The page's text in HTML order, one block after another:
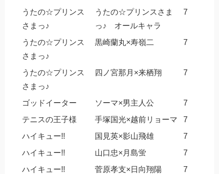
うたの☆プリンス
さまっ♪
うたの☆プリンスさま
っ♪ オールキャラ
7
うたの☆プリンス
さまっ♪
黒崎蘭丸×寿嶺二 7
うたの☆プリンス
さまっ♪
四ノ宮那月×来栖翔 7
ゴッドイーター ソーマ×男主人公
7
テニスの王子様
手塚国光×越前リョーマ
7
ハイキュー!!
国見英×影山飛雄
7
ハイキュー!!
山口忠×月島蛍
7
ハイキュー!!
菅原孝支×日向翔陽
7